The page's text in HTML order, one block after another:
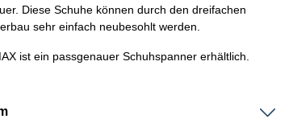
Diese Schuhe können durch den dreifachen
sehr einfach neubesohlt werden.
ist ein passgenauer Schuhspanner erhältlich.